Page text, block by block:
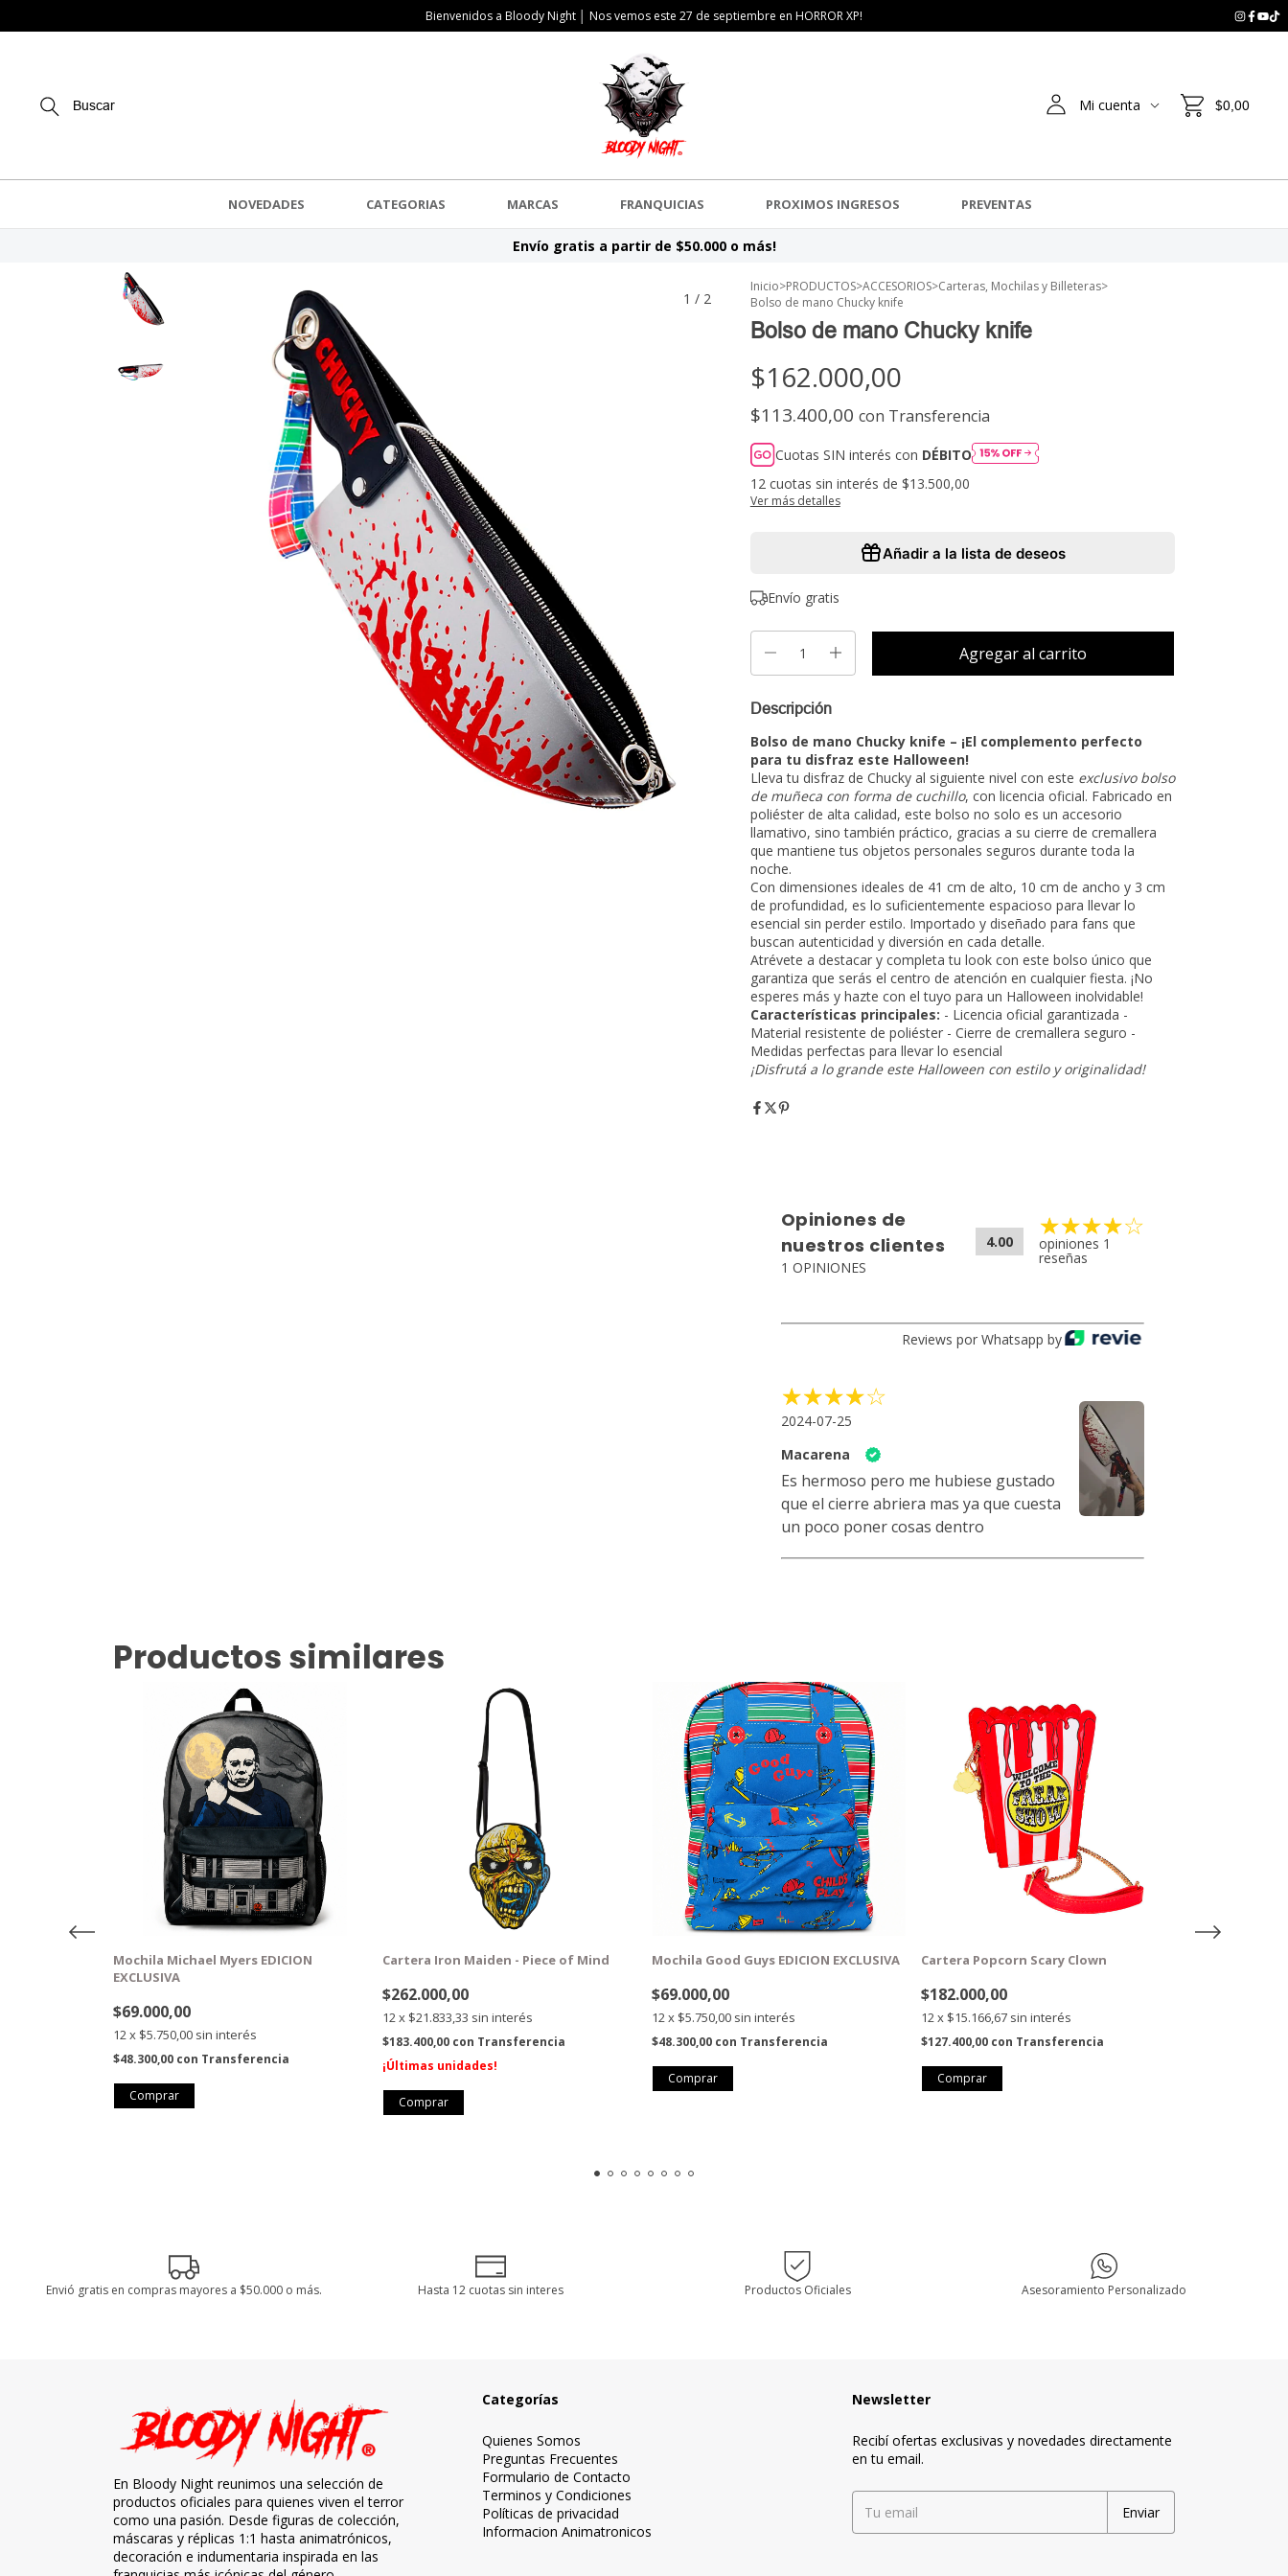
Bienvenidos a Bloody Night │ Nos vemos este 27 de septiembre en HORROR XP!
Buscar Mi cuenta $0,00
NOVEDADES CATEGORIAS MARCAS FRANQUICIAS PROXIMOS INGRESOS PREVENTAS
Envío gratis a partir de $50.000 o más!
1 / 2
Inicio>PRODUCTOS>ACCESORIOS>Carteras, Mochilas y Billeteras>
Bolso de mano Chucky knife
Bolso de mano Chucky knife
$162.000,00
$113.400,00 con Transferencia
Cuotas SIN interés con DÉBITO
12 cuotas sin interés de $13.500,00
Ver más detalles
Añadir a la lista de deseos
Envío gratis
Descripción
Bolso de mano Chucky knife – ¡El complemento perfecto
para tu disfraz este Halloween!
Lleva tu disfraz de Chucky al siguiente nivel con este exclusivo bolso
de muñeca con forma de cuchillo, con licencia oficial. Fabricado en
poliéster de alta calidad, este bolso no solo es un accesorio
llamativo, sino también práctico, gracias a su cierre de cremallera
que mantiene tus objetos personales seguros durante toda la
noche.
Con dimensiones ideales de 41 cm de alto, 10 cm de ancho y 3 cm
de profundidad, es lo suficientemente espacioso para llevar lo
esencial sin perder estilo. Importado y diseñado para fans que
buscan autenticidad y diversión en cada detalle.
Atrévete a destacar y completa tu look con este bolso único que
garantiza que serás el centro de atención en cualquier fiesta. ¡No
esperes más y hazte con el tuyo para un Halloween inolvidable!
Características principales: - Licencia oficial garantizada -
Material resistente de poliéster - Cierre de cremallera seguro -
Medidas perfectas para llevar lo esencial
¡Disfrutá a lo grande este Halloween con estilo y originalidad!
Opiniones de
nuestros clientes
1 OPINIONES
4.00 opiniones 1
reseñas
Reviews por Whatsapp by
2024-07-25
Macarena
Es hermoso pero me hubiese gustado
que el cierre abriera mas ya que cuesta
un poco poner cosas dentro
Productos similares
Mochila Michael Myers EDICION
EXCLUSIVA
$69.000,00
12x $5.750,00 sin interés
$48.300,00 con Transferencia
Cartera Iron Maiden - Piece of Mind
$262.000,00
12x $21.833,33 sin interés
$183.400,00 con Transferencia
¡Últimas unidades!
GRATIS
Mochila Good Guys EDICION EXCLUSIVA
$69.000,00
12x $5.750,00 sin interés
$48.300,00 con Transferencia
Cartera Popcorn Scary Clown
$182.000,00
12x $15.166,67 sin interés
$127.400,00 con Transferencia
Envió gratis en compras mayores a $50.000 o más. Hasta 12 cuotas sin interes Productos Oficiales Asesoramiento Personalizado
En Bloody Night reunimos una selección de
productos oficiales para quienes viven el terror
como una pasión. Desde figuras de colección,
máscaras y réplicas 1:1 hasta animatrónicos,
decoración e indumentaria inspirada en las
Categorías
Quienes Somos
Preguntas Frecuentes
Formulario de Contacto
Terminos y Condiciones
Políticas de privacidad
Informacion Animatronicos
Newsletter
Recibí ofertas exclusivas y novedades directamente
en tu email.